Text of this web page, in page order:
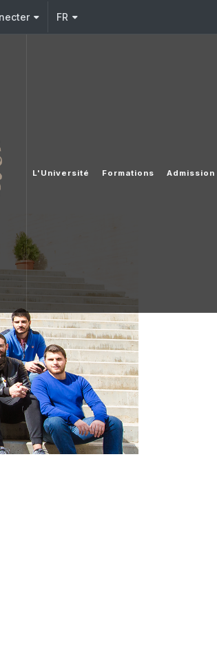
FR
L'Université Formations Admission